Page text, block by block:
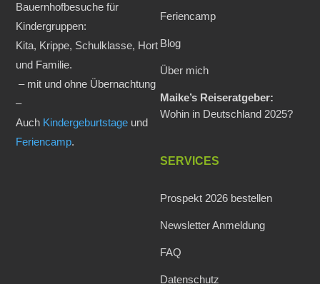
Bauernhofbesuche für
Kindergruppen:
Kita, Krippe, Schulklasse, Hort
und Familie.
– mit und ohne Übernachtung
–
Auch Kindergeburtstage und
Feriencamp.
Feriencamp
Blog
Über mich
Maike’s Reiseratgeber:
Wohin in Deutschland 2025?
SERVICES
Prospekt 2026 bestellen
Newsletter Anmeldung
FAQ
Datenschutz